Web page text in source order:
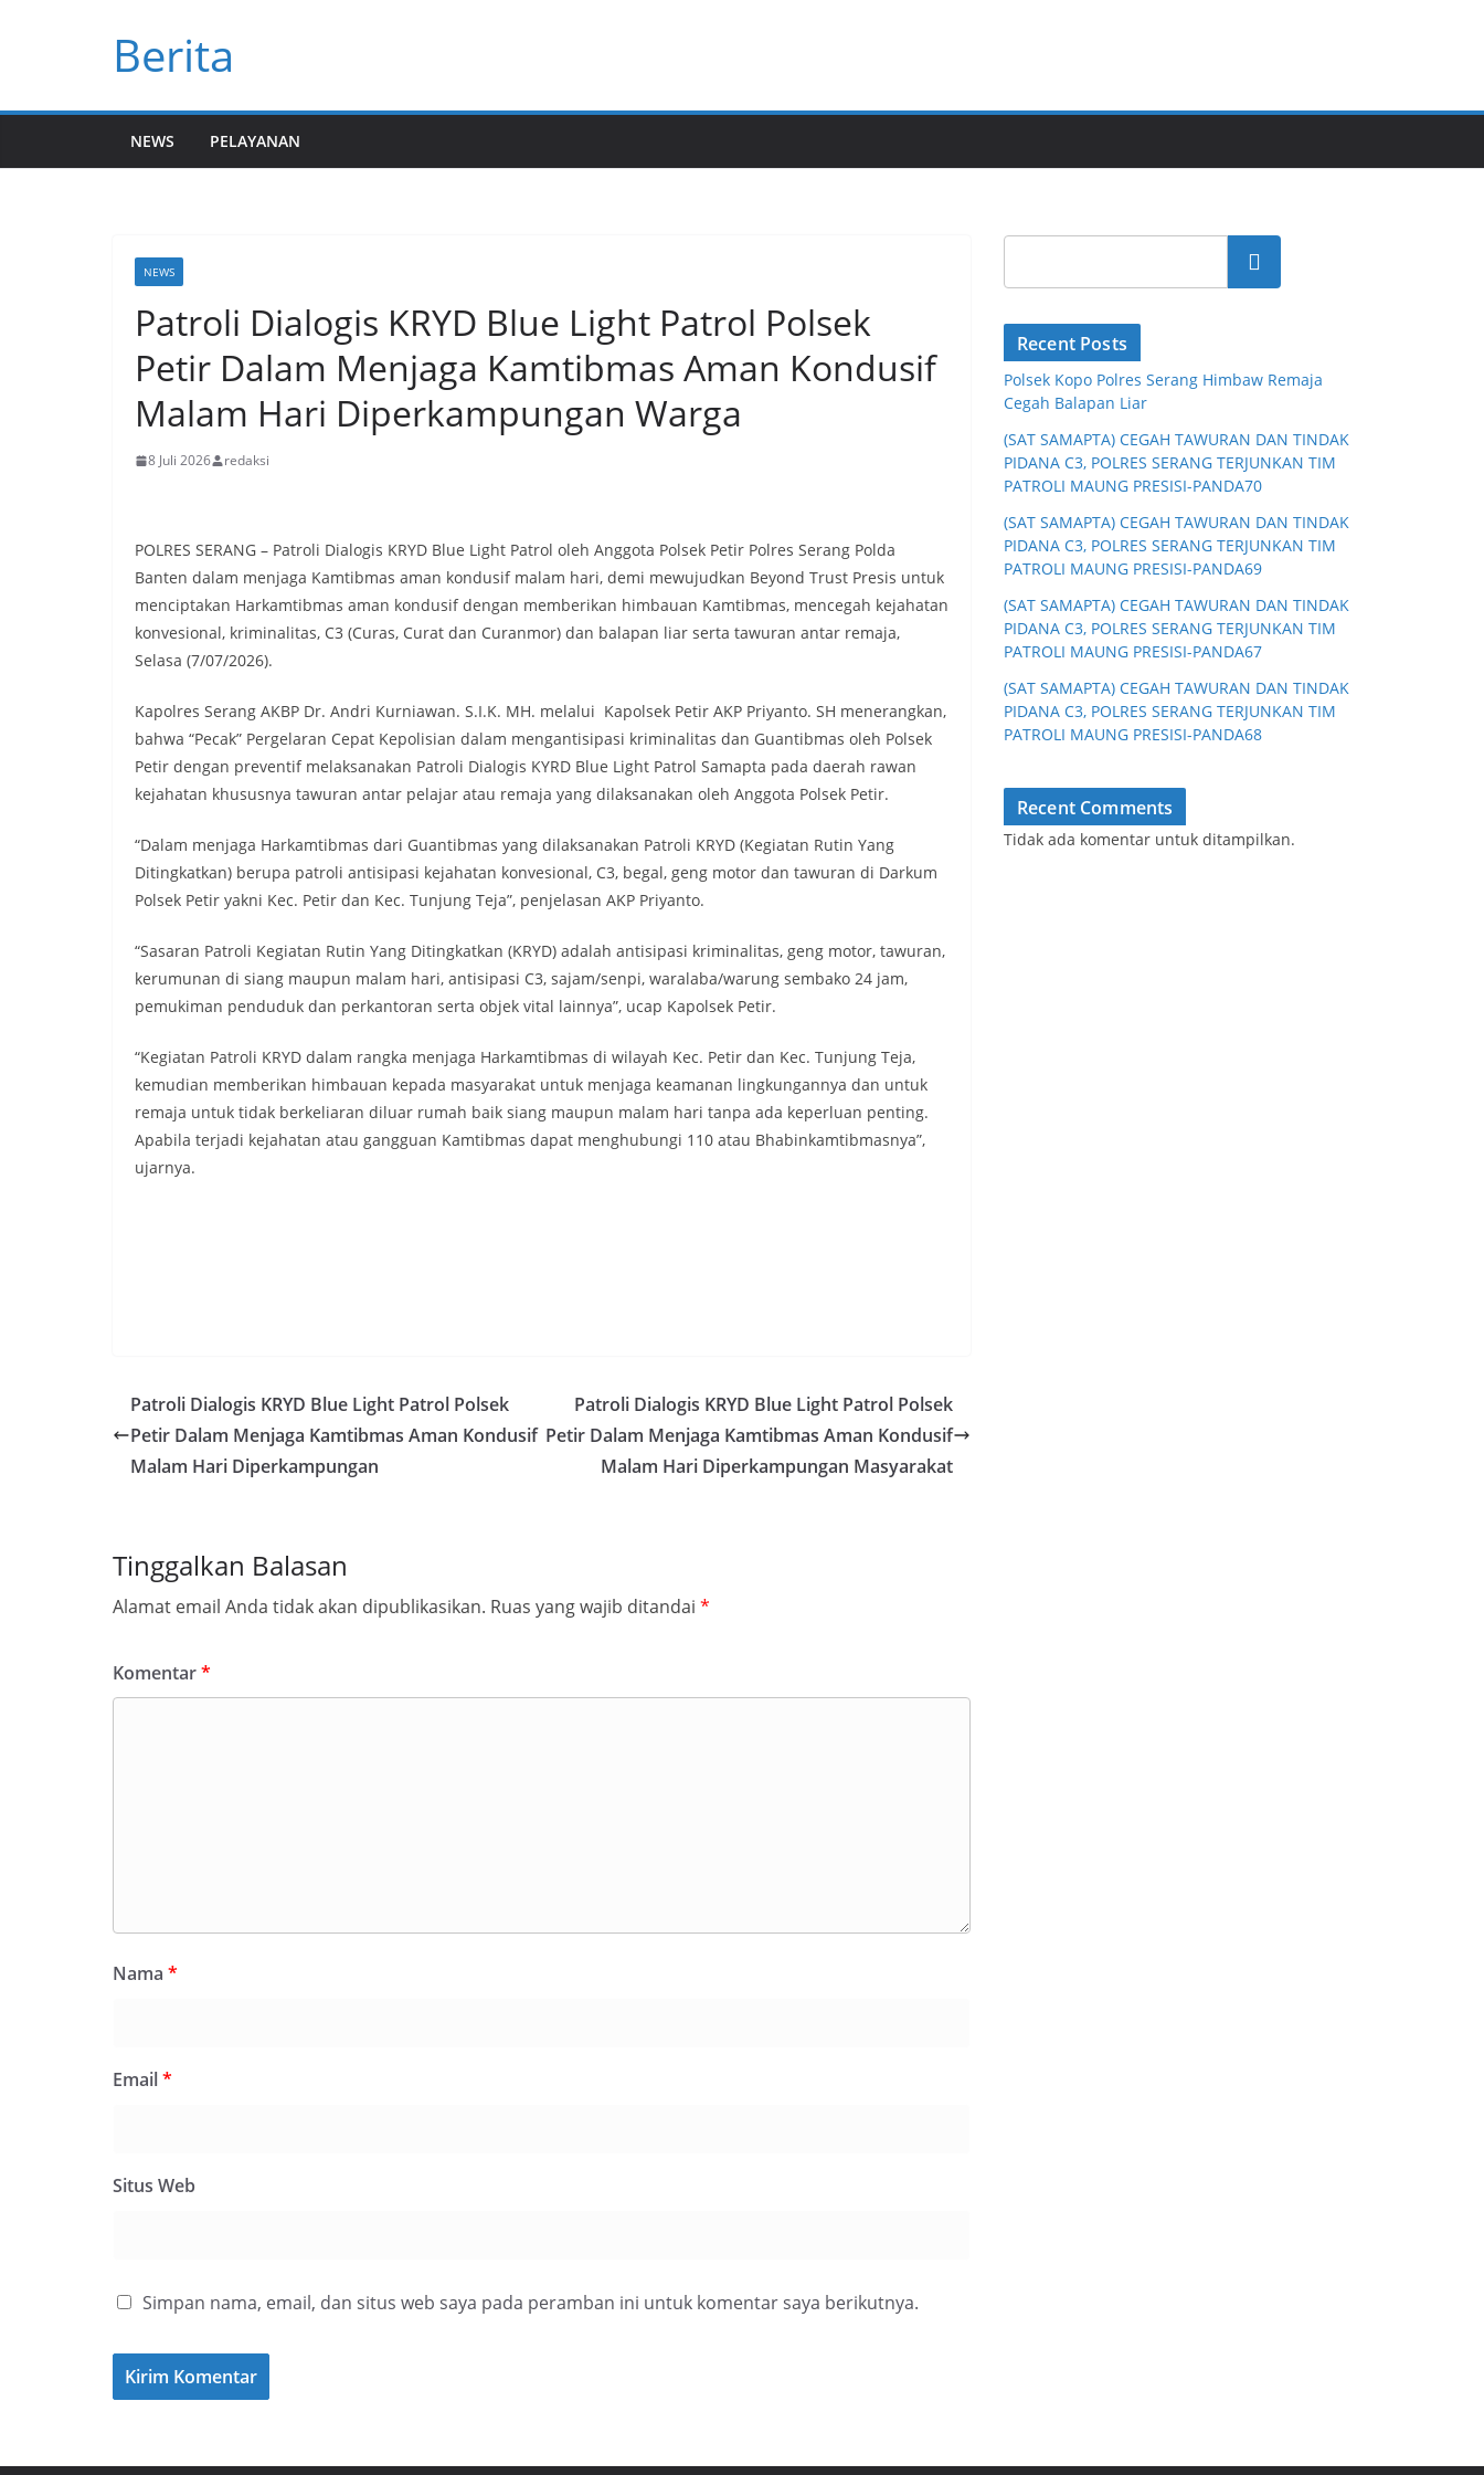
Berita
NEWS PELAYANAN
NEWS
Patroli Dialogis KRYD Blue Light Patrol Polsek
Petir Dalam Menjaga Kamtibmas Aman Kondusif
Malam Hari Diperkampungan Warga
8 Juli 2026 redaksi
POLRES SERANG – Patroli Dialogis KRYD Blue Light Patrol oleh Anggota Polsek Petir Polres Serang Polda
Banten dalam menjaga Kamtibmas aman kondusif malam hari, demi mewujudkan Beyond Trust Presis untuk
menciptakan Harkamtibmas aman kondusif dengan memberikan himbauan Kamtibmas, mencegah kejahatan
konvesional, kriminalitas, C3 (Curas, Curat dan Curanmor) dan balapan liar serta tawuran antar remaja,
Selasa (7/07/2026).
Kapolres Serang AKBP Dr. Andri Kurniawan. S.I.K. MH. melalui Kapolsek Petir AKP Priyanto. SH menerangkan,
bahwa “Pecak” Pergelaran Cepat Kepolisian dalam mengantisipasi kriminalitas dan Guantibmas oleh Polsek
Petir dengan preventif melaksanakan Patroli Dialogis KYRD Blue Light Patrol Samapta pada daerah rawan
kejahatan khususnya tawuran antar pelajar atau remaja yang dilaksanakan oleh Anggota Polsek Petir.
“Dalam menjaga Harkamtibmas dari Guantibmas yang dilaksanakan Patroli KRYD (Kegiatan Rutin Yang
Ditingkatkan) berupa patroli antisipasi kejahatan konvesional, C3, begal, geng motor dan tawuran di Darkum
Polsek Petir yakni Kec. Petir dan Kec. Tunjung Teja”, penjelasan AKP Priyanto.
“Sasaran Patroli Kegiatan Rutin Yang Ditingkatkan (KRYD) adalah antisipasi kriminalitas, geng motor, tawuran,
kerumunan di siang maupun malam hari, antisipasi C3, sajam/senpi, waralaba/warung sembako 24 jam,
pemukiman penduduk dan perkantoran serta objek vital lainnya”, ucap Kapolsek Petir.
“Kegiatan Patroli KRYD dalam rangka menjaga Harkamtibmas di wilayah Kec. Petir dan Kec. Tunjung Teja,
kemudian memberikan himbauan kepada masyarakat untuk menjaga keamanan lingkungannya dan untuk
remaja untuk tidak berkeliaran diluar rumah baik siang maupun malam hari tanpa ada keperluan penting.
Apabila terjadi kejahatan atau gangguan Kamtibmas dapat menghubungi 110 atau Bhabinkamtibmasnya”,
ujarnya.
Patroli Dialogis KRYD Blue Light Patrol Polsek
Petir Dalam Menjaga Kamtibmas Aman Kondusif
Malam Hari Diperkampungan
Patroli Dialogis KRYD Blue Light Patrol Polsek
Petir Dalam Menjaga Kamtibmas Aman Kondusif
Malam Hari Diperkampungan Masyarakat
Tinggalkan Balasan
Alamat email Anda tidak akan dipublikasikan. Ruas yang wajib ditandai *
Komentar*
Nama *
Email*
Situs Web
Simpan nama, email, dan situs web saya pada peramban ini untuk komentar saya berikutnya.
Cari
Recent Posts
Polsek Kopo Polres Serang Himbaw Remaja
Cegah Balapan Liar
(SAT SAMAPTA) CEGAH TAWURAN DAN TINDAK
PIDANA C3, POLRES SERANG TERJUNKAN TIM
PATROLI MAUNG PRESISI-PANDA70
(SAT SAMAPTA) CEGAH TAWURAN DAN TINDAK
PIDANA C3, POLRES SERANG TERJUNKAN TIM
PATROLI MAUNG PRESISI-PANDA69
(SAT SAMAPTA) CEGAH TAWURAN DAN TINDAK
PIDANA C3, POLRES SERANG TERJUNKAN TIM
PATROLI MAUNG PRESISI-PANDA67
(SAT SAMAPTA) CEGAH TAWURAN DAN TINDAK
PIDANA C3, POLRES SERANG TERJUNKAN TIM
PATROLI MAUNG PRESISI-PANDA68
Recent Comments
Tidak ada komentar untuk ditampilkan.